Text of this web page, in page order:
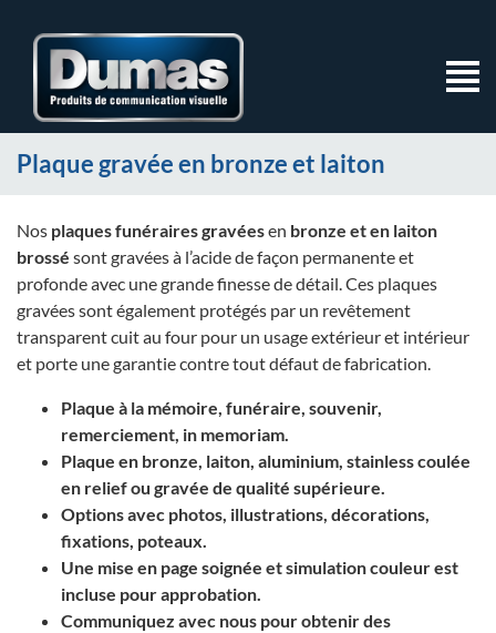
Plaque gravée en bronze et laiton
Nos plaques funéraires gravéesen bronze et en laiton
brossé sont gravées à l’acide de façon permanente et
profonde avec une grande finesse de détail. Ces plaques
gravées sont également protégés par un revêtement
transparent cuit au four pour un usage extérieur et intérieur
et porte une garantie contre tout défaut de fabrication.
Plaque à la mémoire, funéraire, souvenir,
remerciement, in memoriam.
Plaque en bronze, laiton, aluminium, stainless coulée
en relief ou gravée de qualité supérieure.
Options avec photos, illustrations, décorations,
fixations, poteaux.
Une mise en page soignée et simulation couleur est
incluse pour approbation.
Communiquez avec nous pour obtenir des